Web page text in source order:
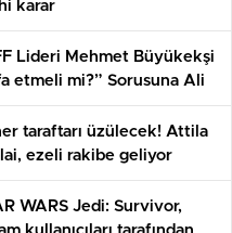
karar
Lideri Mehmet Büyükekşi
etmeli mi?” Sorusuna Ali
net karşılık
taraftarı üzülecek! Attila
ezeli rakibe geliyor
WARS Jedi: Survivor,